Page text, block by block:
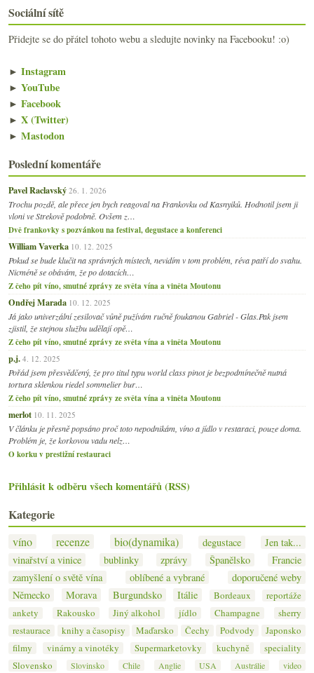
Sociální sítě
Přidejte se do přátel tohoto webu a sledujte novinky na Facebooku! :o)
► Instagram
► YouTube
► Facebook
► X (Twitter)
► Mastodon
Poslední komentáře
Pavel Raclavský 26. 1. 2026
Trochu pozdě, ale přece jen bych reagoval na Frankovku od Kasnyiků. Hodnotil jsem ji
vloni ve Strekově podobně. Ovšem z…
Dvě frankovky s pozvánkou na festival, degustace a konferenci
William Vaverka 10. 12. 2025
Pokud se bude klučit na správných místech, nevidím v tom problém, réva patří do svahu.
Nicméně se obávám, že po dotacích…
Z čeho pít víno, smutné zprávy ze světa vína a viněta Moutonu
Ondřej Marada 10. 12. 2025
Já jako univerzální zesilovač vůně pužívám ručně foukanou Gabriel - Glas.Pak jsem
zjistil, že stejnou službu udělají opě…
Z čeho pít víno, smutné zprávy ze světa vína a viněta Moutonu
p.j. 4. 12. 2025
Pořád jsem přesvědčený, že pro titul typu world class pinot je bezpodmínečně nutná
tortura sklenkou riedel sommelier bur…
Z čeho pít víno, smutné zprávy ze světa vína a viněta Moutonu
merlot 10. 11. 2025
V článku je přesně popsáno proč toto nepodnikám, víno a jídlo v restaraci, pouze doma.
Problém je, že korkovou vadu nelz…
O korku v prestižní restauraci
Přihlásit k odběru všech komentářů (RSS)
Kategorie
víno recenze bio(dynamika) degustace
Jen tak...
vinařství a vinice
bublinky zprávy Španělsko
Francie
zamyšlení o světě vína
oblíbené a vybrané
doporučené weby
Německo
Morava Burgundsko Itálie Bordeaux
reportáže
ankety
Rakousko Jiný alkohol jídlo Champagne
sherry
restaurace
knihy a časopisy Maďarsko Čechy Podvody
Japonsko
filmy
vinárny a vinotéky Supermarketovky kuchyně
speciality
Slovensko
Slovinsko Chile Anglie USA Austrálie video